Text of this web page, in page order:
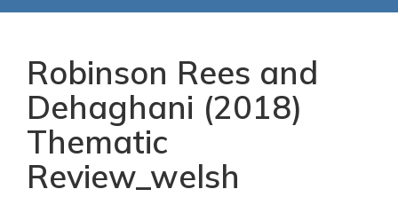
Robinson Rees and
Dehaghani (2018)
Thematic
Review_welsh